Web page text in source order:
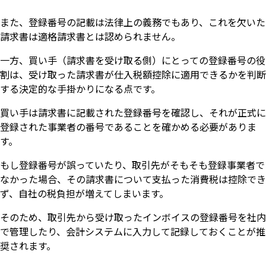
また、登録番号の記載は法律上の義務でもあり、これを欠いた
請求書は適格請求書とは認められません。
一方、買い手（請求書を受け取る側）にとっての登録番号の役
割は、受け取った請求書が仕入税額控除に適用できるかを判断
する決定的な手掛かりになる点です。
買い手は請求書に記載された登録番号を確認し、それが正式に
登録された事業者の番号であることを確かめる必要がありま
す。
もし登録番号が誤っていたり、取引先がそもそも登録事業者で
なかった場合、その請求書について支払った消費税は控除でき
ず、自社の税負担が増えてしまいます。
そのため、取引先から受け取ったインボイスの登録番号を社内
で管理したり、会計システムに入力して記録しておくことが推
奨されます。